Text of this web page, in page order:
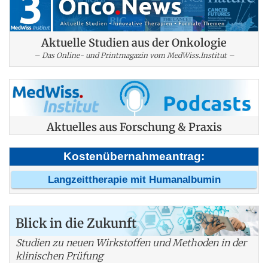
Aktuelle Studien aus der Onkologie
– Das Online- und Printmagazin vom MedWiss.Institut –
Aktuelles aus Forschung & Praxis
Kostenübernahmeantrag:
Langzeittherapie mit Humanalbumin
Blick in die Zukunft
Studien zu neuen Wirkstoffen und Methoden in der
klinischen Prüfung